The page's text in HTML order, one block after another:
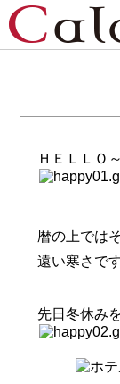
ＨＥＬＬＯ～
暦の上では
遠い寒さで
先日冬休み